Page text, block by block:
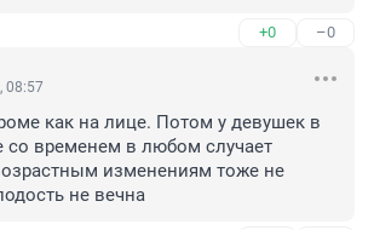
+0 –0
08:57
как на лице. Потом у девушек в
со временем в любом случает
изменениям тоже не
не вечна